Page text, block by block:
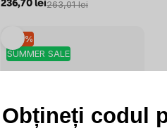
236,70 lei263,01 lei
SUMMER SALE
–10 %
Obțineți codul